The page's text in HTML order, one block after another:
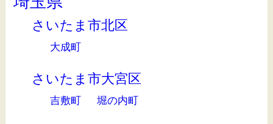
さいたま市北区
大成町
さいたま市大宮区
吉敷町 堀の内町